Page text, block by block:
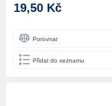
19,50 Kč
Porovnat
Přidat do seznamu